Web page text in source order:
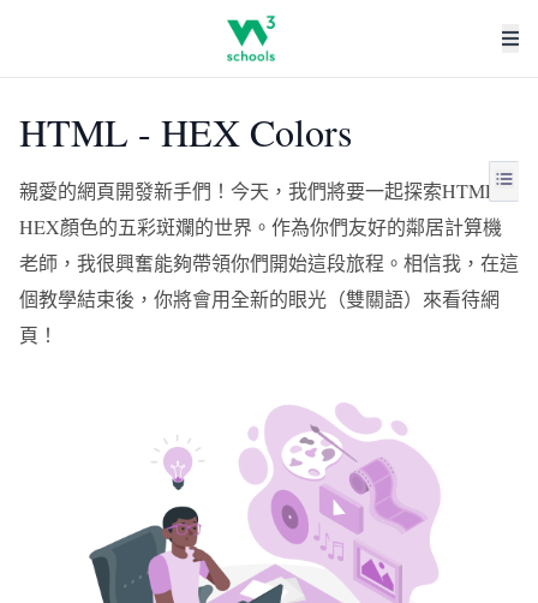
HTML - HEX Colors
親愛的網頁開發新手們！今天，我們將要一起探索HTML
HEX顏色的五彩斑斕的世界。作為你們友好的鄰居計算機
老師，我很興奮能夠帶領你們開始這段旅程。相信我，在這
個教學結束後，你將會用全新的眼光（雙關語）來看待網
頁！